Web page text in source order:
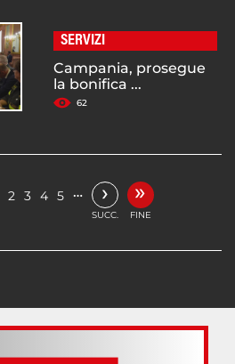
SERVIZI
Campania, prosegue
la bonifica ...
62
2 3 4 5 … ›
SUCC.
»
FINE